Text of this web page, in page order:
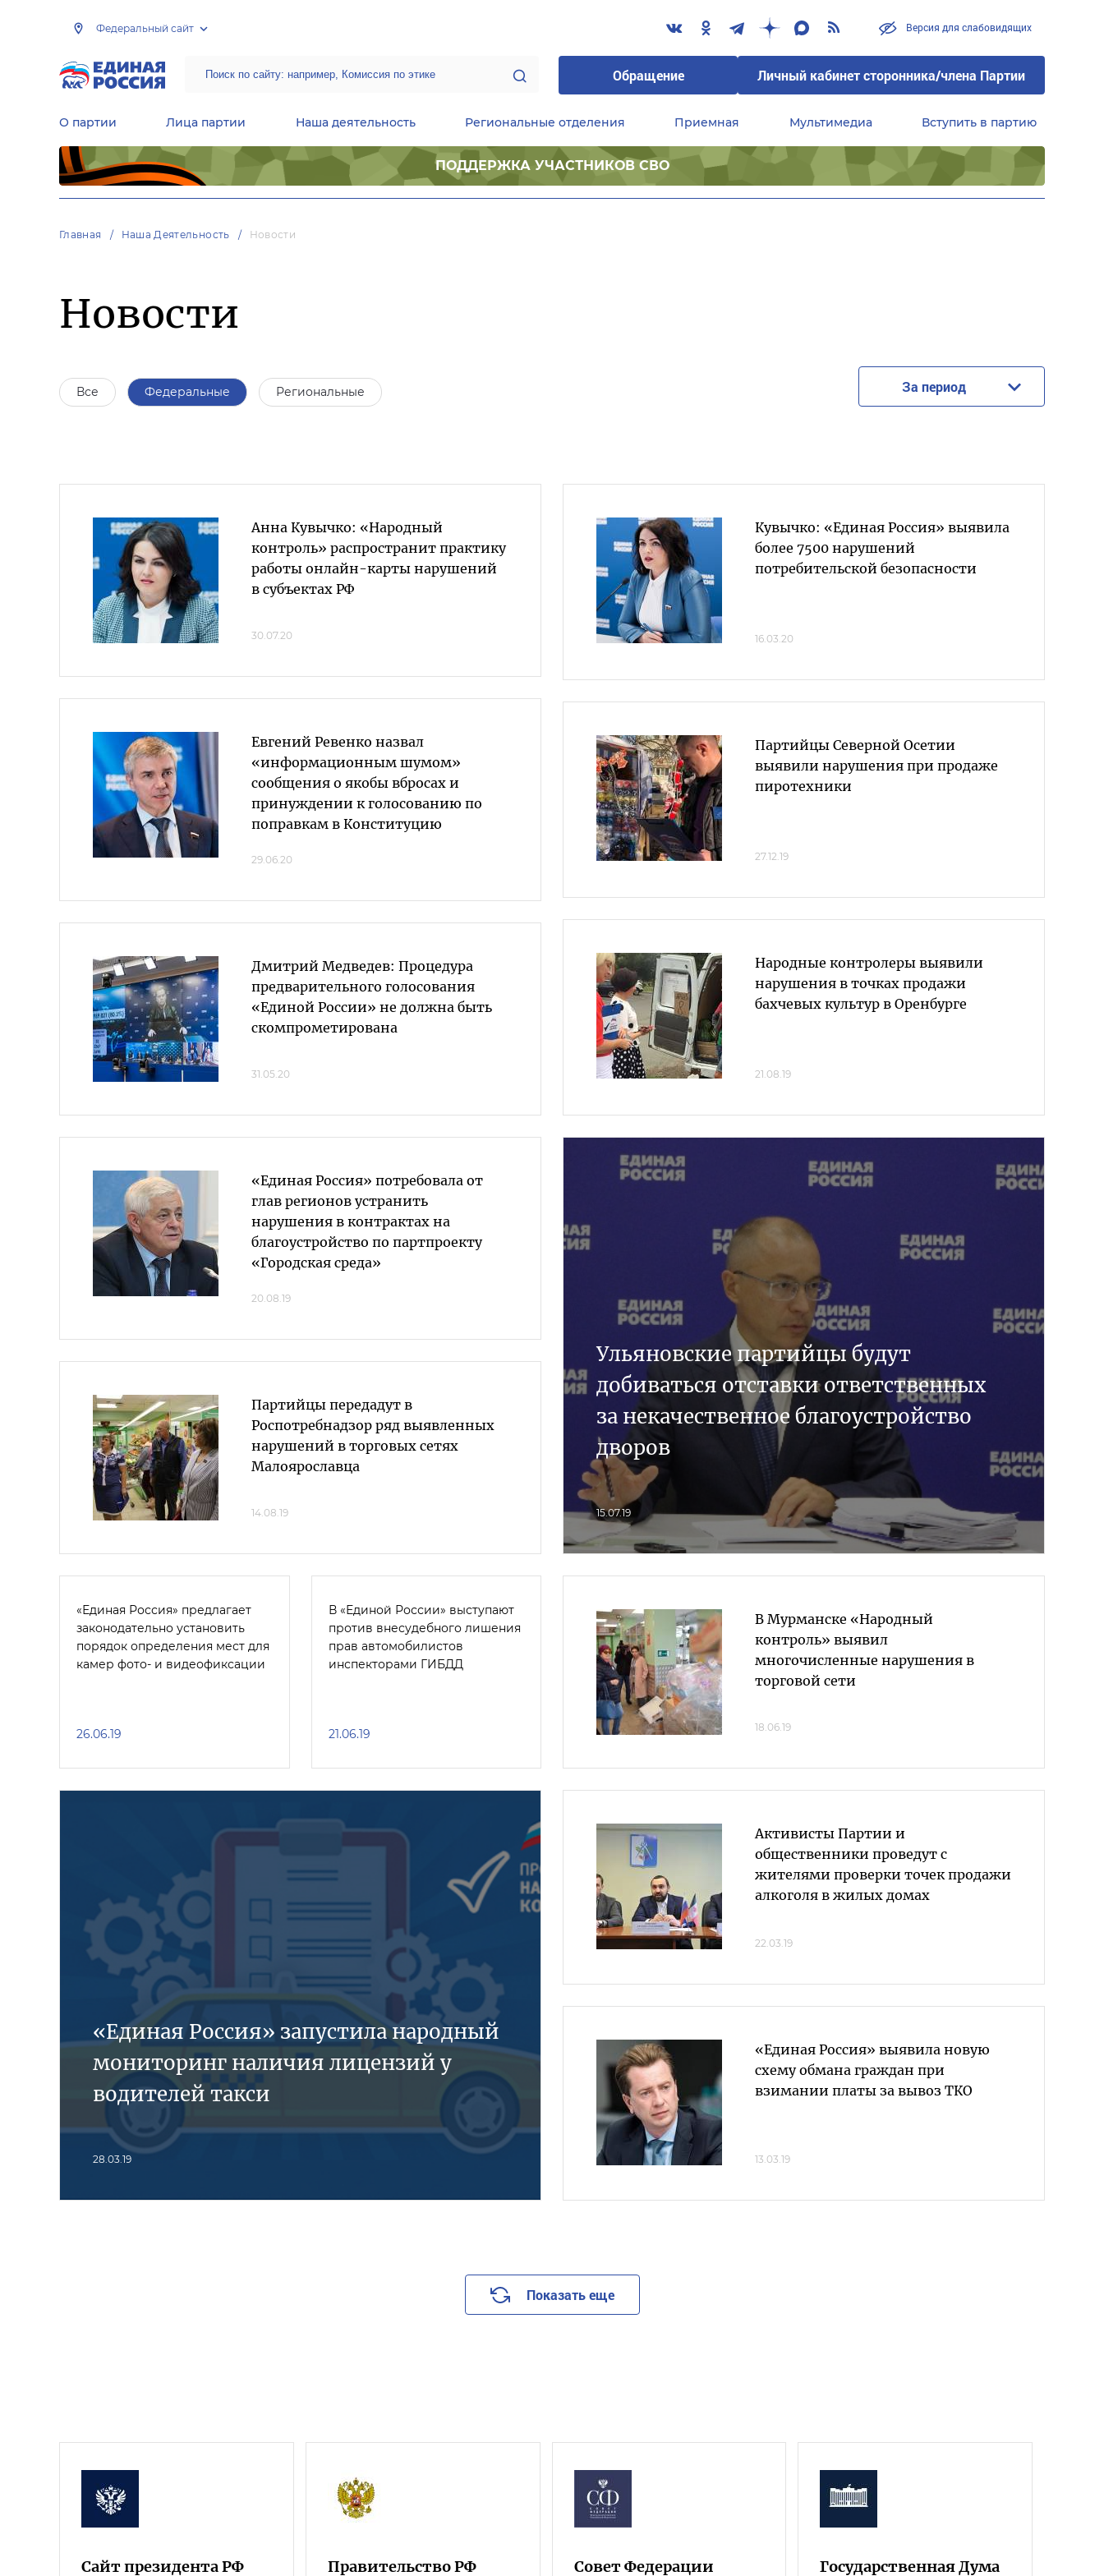
Федеральный сайт Версия для слабовидящих
Обращение Личный кабинет сторонника/члена Партии
О партии Лица партии Наша деятельность Региональные отделения Приемная Мультимедиа Вступить в партию
ПОДДЕРЖКА УЧАСТНИКОВ СВО
Главная Наша Деятельность Новости
Новости
Все Федеральные Региональные За период
Анна Кувычко: «Народный
контроль» распространит практику
работы онлайн-карты нарушений
в субъектах РФ
30.07.20
Евгений Ревенко назвал
«информационным шумом»
сообщения о якобы вбросах и
принуждении к голосованию по
поправкам в Конституцию
29.06.20
Дмитрий Медведев: Процедура
предварительного голосования
«Единой России» не должна быть
скомпрометирована
31.05.20
Кувычко: «Единая Россия» выявила
более 7500 нарушений
потребительской безопасности
16.03.20
Партийцы Северной Осетии
выявили нарушения при продаже
пиротехники
27.12.19
Народные контролеры выявили
нарушения в точках продажи
бахчевых культур в Оренбурге
21.08.19
«Единая Россия» потребовала от
глав регионов устранить
нарушения в контрактах на
благоустройство по партпроекту
«Городская среда»
20.08.19
Партийцы передадут в
Роспотребнадзор ряд выявленных
нарушений в торговых сетях
Малоярославца
14.08.19
Ульяновские партийцы будут
добиваться отставки ответственных
за некачественное благоустройство
дворов
15.07.19
«Единая Россия» предлагает
законодательно установить
порядок определения мест для
камер фото- и видеофиксации
26.06.19
В «Единой России» выступают
против внесудебного лишения
прав автомобилистов
инспекторами ГИБДД
21.06.19
В Мурманске «Народный
контроль» выявил
многочисленные нарушения в
торговой сети
18.06.19
«Единая Россия» запустила народный
мониторинг наличия лицензий у
водителей такси
28.03.19
Активисты Партии и
общественники проведут с
жителями проверки точек продажи
алкоголя в жилых домах
22.03.19
«Единая Россия» выявила новую
схему обмана граждан при
взимании платы за вывоз ТКО
13.03.19
Показать еще
Сайт президента РФ Правительство РФ Совет Федерации Государственная Дума